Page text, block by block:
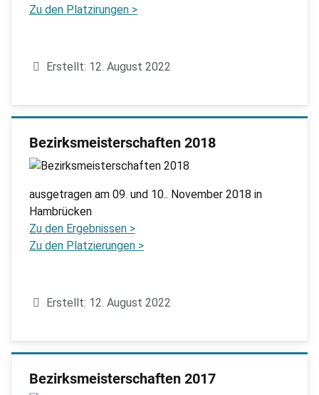
Zu den Platzirungen >
DetailsErstellt: 12. August 2022
Bezirksmeisterschaften 2018
ausgetragen am 09. und 10.. November 2018 in
Hambrücken
Zu den Ergebnissen >
Zu den Platzierungen >
DetailsErstellt: 12. August 2022
Bezirksmeisterschaften 2017